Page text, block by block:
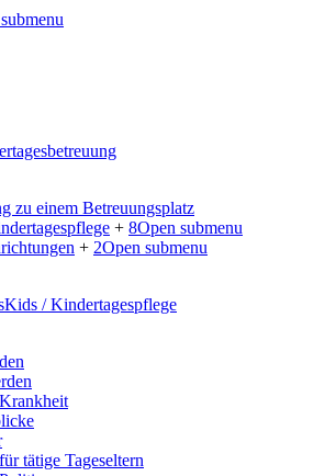
zu einem Betreuungsplatz
+ 8Open submenu
+ 2Open submenu
/ Kindertagespflege
tätige Tageseltern